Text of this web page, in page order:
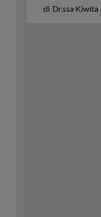
di Dr.ssa Kiwita